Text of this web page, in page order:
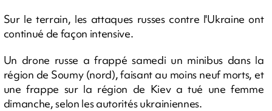
Sur le terrain, les attaques russes contre l'Ukraine ont
continué de façon intensive.
Un drone russe a frappé samedi un minibus dans la
région de Soumy (nord), faisant au moins neuf morts, et
une frappe sur la région de Kiev a tué une femme
dimanche, selon les autorités ukrainiennes.